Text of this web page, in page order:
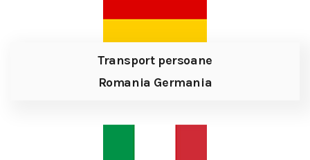
Transport persoane
Romania Germania